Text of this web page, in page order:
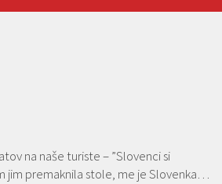
na naše turiste – ”Slovenci si
jim premaknila stole, me je Slovenka…